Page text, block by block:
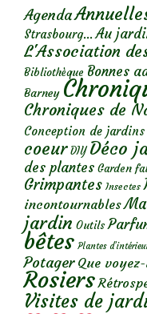
Agenda
Strasbourg... Au
L'Association
Bibliothèque Bonnes
Barney
Chroniques de
Conception de jardins
coeur DIY Déco
des plantes Garden
Grimpantes Insectes
incontournables
jardin Outils
bêtes Plantes
Potager Que
Rosiers
Visites de